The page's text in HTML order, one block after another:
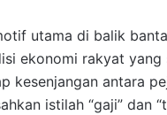
utama di balik
ekonomi rakyat yang
kesenjangan antara
istilah “gaji” dan